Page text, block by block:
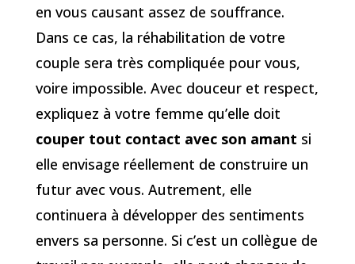
en vous causant assez de souffrance.
Dans ce cas, la réhabilitation de votre
couple sera très compliquée pour vous,
voire impossible. Avec douceur et respect,
expliquez à votre femme qu’elle doit
couper tout contact avec son amant si
elle envisage réellement de construire un
futur avec vous. Autrement, elle
continuera à développer des sentiments
envers sa personne. Si c’est un collègue de